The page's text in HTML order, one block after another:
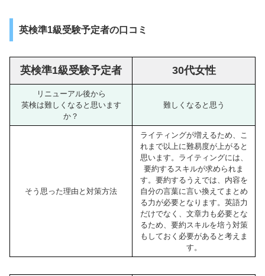
英検準1級受験予定者の口コミ
英検準1級受験予定者 30代女性
リニューアル後から
英検は難しくなると思います
か？
難しくなると思う
そう思った理由と対策方法
ライティングが増えるため、こ
れまで以上に難易度が上がると
思います。ライティングには、
要約するスキルが求められま
す。要約するうえでは、内容を
自分の言葉に言い換えてまとめ
る力が必要となります。英語力
だけでなく、文章力も必要とな
るため、要約スキルを培う対策
もしておく必要があると考えま
す。